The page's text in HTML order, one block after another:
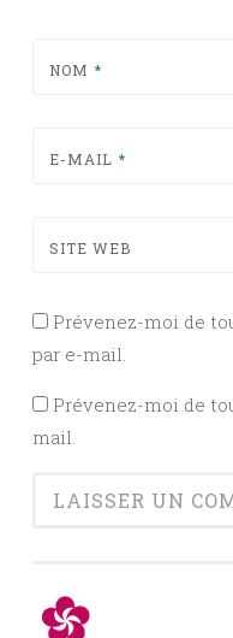
NOM *
E-MAIL *
SITE WEB
Prévenez-moi de
par e-mail.
Prévenez-moi de
mail.